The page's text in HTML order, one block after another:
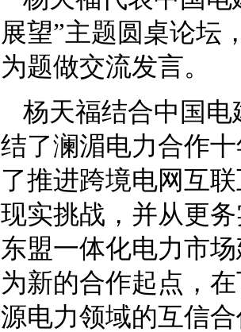
展望”主题圆桌论坛
为题做交流发言。
杨天福结合中国
结了澜湄电力合作
了推进跨境电网互
现实挑战，并从更
东盟一体化电力市
为新的合作起点，
源电力领域的互信